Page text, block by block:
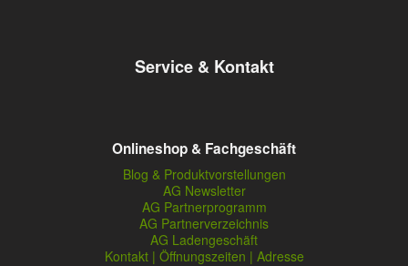
Service & Kontakt
Onlineshop & Fachgeschäft
Blog & Produktvorstellungen
AG Newsletter
AG Partnerprogramm
AG Partnerverzeichnis
AG Ladengeschäft
Kontakt | Öffnungszeiten | Adresse